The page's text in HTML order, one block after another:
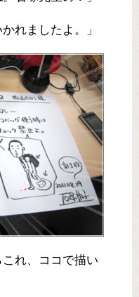
れましたよ。」
れ、ココで描い